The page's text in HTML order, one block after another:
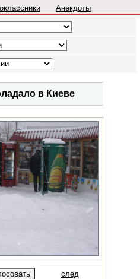
Анекдоты
в Киеве
след